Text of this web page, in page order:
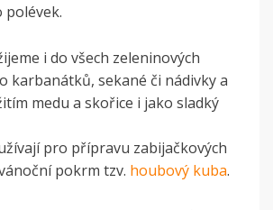
polévek.
i do všech zeleninových
karbanátků, sekané či nádivky a
medu a skořice i jako sladký
pro přípravu zabijačkových
pokrm tzv. houbový kuba.